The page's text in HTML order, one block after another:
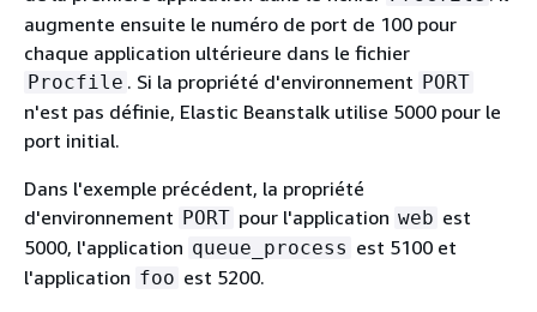
augmente ensuite le numéro de port de 100 pour
chaque application ultérieure dans le fichier
Procfile . Si la propriété d'environnement PORT
n'est pas définie, Elastic Beanstalk utilise 5000 pour le
port initial.
Dans l'exemple précédent, la propriété
d'environnement PORT pour l'application web est
5000, l'application queue_process est 5100 et
l'application foo est 5200.